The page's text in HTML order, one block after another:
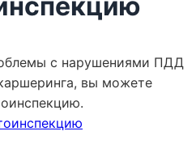
с нарушениями ПДД
вы можете